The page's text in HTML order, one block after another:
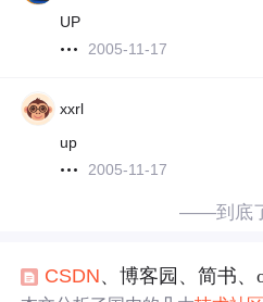
UP
2005-11-17
xxrl
up
2005-11-17
——到底
CSDN、博客园、简书、